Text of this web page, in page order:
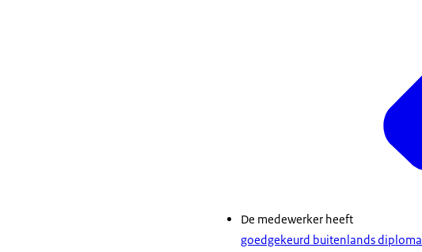
De medewerker heeft
goedgekeurd buitenlands diploma